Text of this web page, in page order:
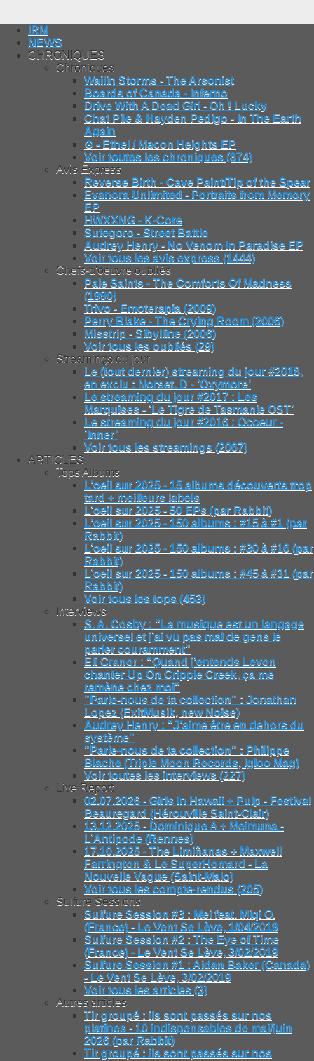
IRM
NEWS
CHRONIQUES
Chroniques
Wailin Storms - The Arsonist
Boards of Canada - Inferno
Drive With A Dead Girl - Oh ! Lucky
Chat Pile & Hayden Pedigo - In The Earth
Again
⊙ - Ethel / Macon Heights EP
Voir toutes les chroniques (874)
Avis Express
Reverse Birth - Cave Paint/Tip of the Spear
Evanora Unlimited - Portraits from Memory
EP
HWXXNG - K-Core
Sutegoro - Street Battle
Audrey Henry - No Venom In Paradise EP
Voir tous les avis express (1444)
Chefs-d'oeuvre oubliés
Pale Saints - The Comforts Of Madness
(1990)
Trivo - Emoterapia (2009)
Perry Blake - The Crying Room (2006)
Misstrip - Sibylline (2006)
Voir tous les oubliés (29)
Streamings du jour
Le (tout dernier) streaming du jour #2018,
en exclu : Norset. D - ’Oxymore’
Le streaming du jour #2017 : Les
Marquises - ’Le Tigre de Tasmanie OST’
Le streaming du jour #2016 : Ocoeur -
’Inner’
Voir tous les streamings (2067)
ARTICLES
Tops Albums
L’oeil sur 2025 - 15 albums découverts trop
tard + meilleurs labels
L’oeil sur 2025 - 50 EPs (par Rabbit)
L’oeil sur 2025 - 150 albums : #15 à #1 (par
Rabbit)
L’oeil sur 2025 - 150 albums : #30 à #16 (par
Rabbit)
L’oeil sur 2025 - 150 albums : #45 à #31 (par
Rabbit)
Voir tous les tops (453)
Interviews
S. A. Cosby : "La musique est un langage
universel et j’ai vu pas mal de gens le
parler couramment"
Eli Cranor : "Quand j’entends Levon
chanter Up On Cripple Creek, ça me
ramène chez moi"
"Parle-nous de ta collection" : Jonathan
Lopez (ExitMusik, new Noise)
Audrey Henry : "J’aime être en dehors du
système"
"Parle-nous de ta collection" : Philippe
Blache (Triple Moon Records, Igloo Mag)
Voir toutes les interviews (227)
Live Report
02.07.2026 - Girls In Hawaii + Pulp - Festival
Beauregard (Hérouville Saint-Clair)
13.12.2025 - Dominique A + Meimuna -
L’Antipode (Rennes)
17.10.2025 - The Limiñanas + Maxwell
Farrington & Le SuperHomard - La
Nouvelle Vague (Saint-Malo)
Voir tous les compte-rendus (205)
Sulfure Sessions
Sulfure Session #3 : Mei feat. Miqi O.
(France) - Le Vent Se Lève, 1/04/2019
Sulfure Session #2 : The Eye of Time
(France) - Le Vent Se Lève, 3/02/2019
Sulfure Session #1 : Aidan Baker (Canada)
- Le Vent Se Lève, 3/02/2019
Voir tous les articles (3)
Autres articles
Tir groupé : ils sont passés sur nos
platines - 10 indispensables de mai/juin
2026 (par Rabbit)
Tir groupé : ils sont passés sur nos